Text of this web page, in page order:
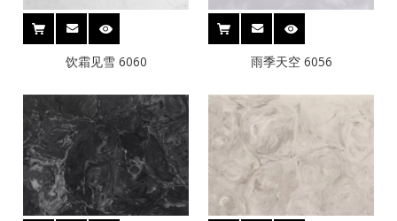
饮霜见雪 6060 雨季天空 6056